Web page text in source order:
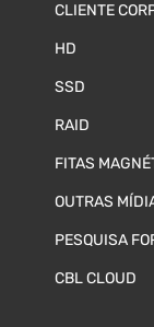
CLIENTE
HD
SSD
RAID
FITAS
OUTRAS
PESQUISA
CBL CLOUD